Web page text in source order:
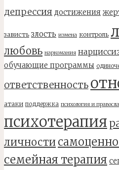
депрессия достижения
зависть злость измена контроль
любовь наркомания
обучающие программы
ответственность
атаки поддержка психология и
психотерапия
личности
семейная терапия